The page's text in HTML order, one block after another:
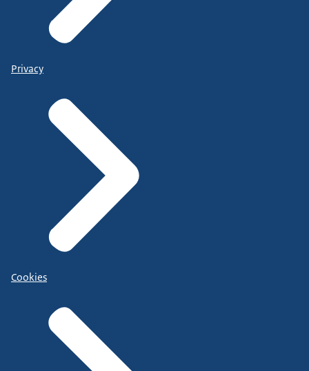
Privacy
Cookies